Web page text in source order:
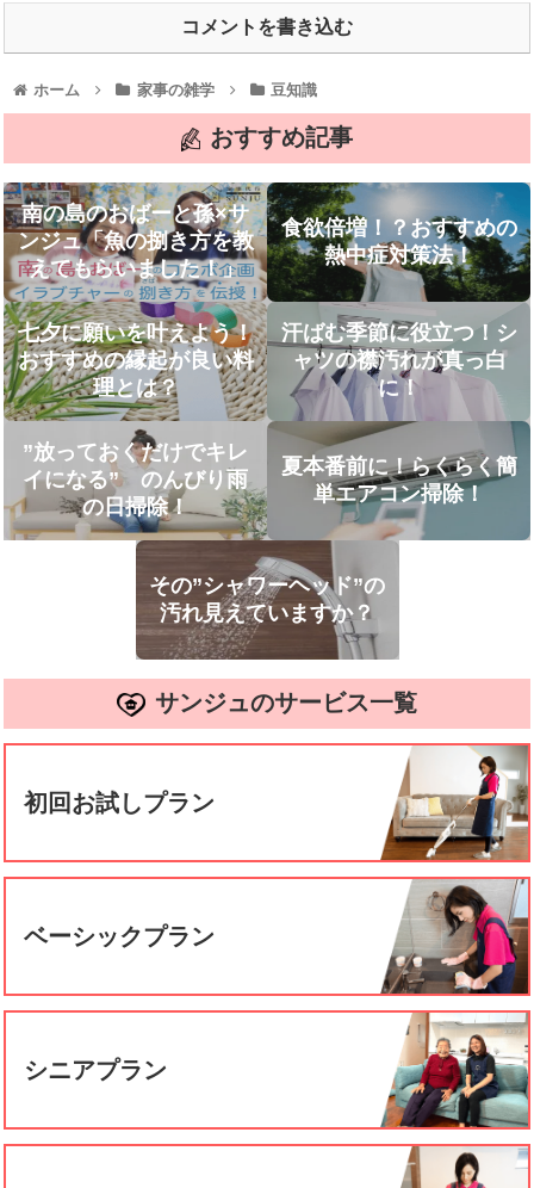
コメントを書き込む
ホーム 家事の雑学 豆知識
おすすめ記事
南の島のおばーと孫×サ
ンジュ「魚の捌き方を教
えてもらいました！」
食欲倍増！？おすすめの
熱中症対策法！
七夕に願いを叶えよう！
おすすめの縁起が良い料
理とは？
汗ばむ季節に役立つ！シ
ャツの襟汚れが真っ白
に！
”放っておくだけでキレ
イになる” のんびり雨
の日掃除！
夏本番前に！らくらく簡
単エアコン掃除！
その”シャワーヘッド”の
汚れ見えていますか？
サンジュのサービス一覧
初回お試しプラン
ベーシックプラン
シニアプラン